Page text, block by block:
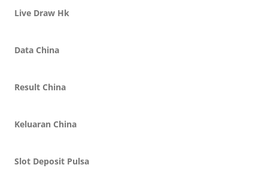
Live Draw Hk
Data China
Result China
Keluaran China
Slot Deposit Pulsa